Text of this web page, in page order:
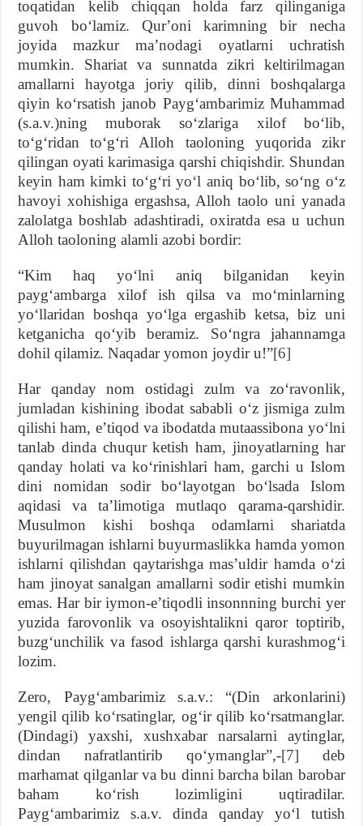
toqatidan kelib chiqqan holda farz qilinganiga
guvoh boʻlamiz. Qurʼoni karimning bir necha
joyida mazkur maʼnodagi oyatlarni uchratish
mumkin. Shariat va sunnatda zikri keltirilmagan
amallarni hayotga joriy qilib, dinni boshqalarga
qiyin koʻrsatish janob Paygʻambarimiz Muhammad
(s.a.v.)ning muborak soʻzlariga xilof boʻlib,
toʻgʻridan toʻgʻri Alloh taoloning yuqorida zikr
qilingan oyati karimasiga qarshi chiqishdir. Shundan
keyin ham kimki toʻgʻri yoʻl aniq boʻlib, soʻng oʻz
havoyi xohishiga ergashsa, Alloh taolo uni yanada
zalolatga boshlab adashtiradi, oxiratda esa u uchun
Alloh taoloning alamli azobi bordir:
“Kim haq yoʻlni aniq bilganidan keyin
paygʻambarga xilof ish qilsa va moʻminlarning
yoʻllaridan boshqa yoʻlga ergashib ketsa, biz uni
ketganicha qoʻyib beramiz. Soʻngra jahannamga
dohil qilamiz. Naqadar yomon joydir u!”[6]
Har qanday nom ostidagi zulm va zoʻravonlik,
jumladan kishining ibodat sababli oʻz jismiga zulm
qilishi ham, eʼtiqod va ibodatda mutaassibona yoʻlni
tanlab dinda chuqur ketish ham, jinoyatlarning har
qanday holati va koʻrinishlari ham, garchi u Islom
dini nomidan sodir boʻlayotgan boʻlsada Islom
aqidasi va taʼlimotiga mutlaqo qarama-qarshidir.
Musulmon kishi boshqa odamlarni shariatda
buyurilmagan ishlarni buyurmaslikka hamda yomon
ishlarni qilishdan qaytarishga masʼuldir hamda oʻzi
ham jinoyat sanalgan amallarni sodir etishi mumkin
emas. Har bir iymon-eʼtiqodli insonnning burchi yer
yuzida farovonlik va osoyishtalikni qaror toptirib,
buzgʻunchilik va fasod ishlarga qarshi kurashmogʻi
lozim.
Zero, Paygʻambarimiz s.a.v.: “(Din arkonlarini)
yengil qilib koʻrsatinglar, ogʻir qilib koʻrsatmanglar.
(Dindagi) yaxshi, xushxabar narsalarni aytinglar,
dindan nafratlantirib qoʻymanglar”,-[7] deb
marhamat qilganlar va bu dinni barcha bilan barobar
baham koʻrish lozimligini uqtiradilar.
Paygʻambarimiz s.a.v. dinda qanday yoʻl tutish